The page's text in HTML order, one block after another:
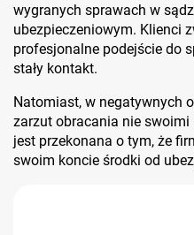
wygranych sprawach w
ubezpieczeniowym. Klienci
profesjonalne podejście do
stały kontakt.
Natomiast, w negatywnych
zarzut obracania nie
jest przekonana o tym, że
swoim koncie środki od